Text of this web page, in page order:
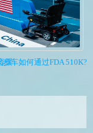
缓车如何通过FDA